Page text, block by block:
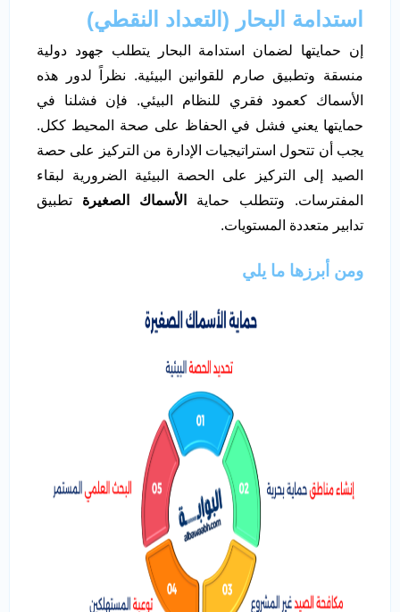
استدامة البحار (التعداد النقطي)
إن حمايتها لضمان استدامة البحار يتطلب جهود دولية
منسقة وتطبيق صارم للقوانين البيئية. نظراً لدور هذه
الأسماك كعمود فقري للنظام البيئي. فإن فشلنا في
حمايتها يعني فشل في الحفاظ على صحة المحيط ككل.
يجب أن تتحول استراتيجيات الإدارة من التركيز على حصة
الصيد إلى التركيز على الحصة البيئية الضرورية لبقاء
المفترسات. وتتطلب حماية
الأسماك الصغيرة تطبيق
تدابير متعددة المستويات.
ومن أبرزها ما يلي